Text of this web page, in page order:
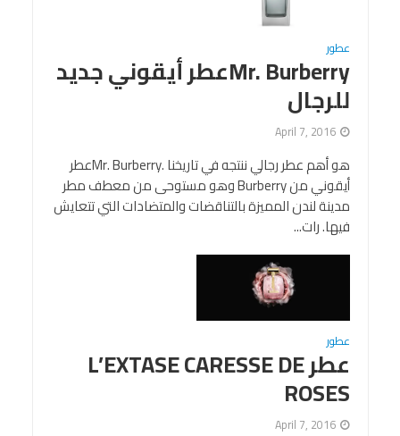
عطور
Mr. Burberryعطر أيقوني جديد
للرجال
April 7, 2016
هو أهم عطر رجالي ننتجه في تاريخنا .Mr. Burberryعطر
أيقوني من Burberry وهو مستوحى من معطف مطر
مدينة لندن المميزة بالتناقضات والمتضادات التي تتعايش
فيها. رات...
عطور
عطر L’EXTASE CARESSE DE
ROSES
April 7, 2016